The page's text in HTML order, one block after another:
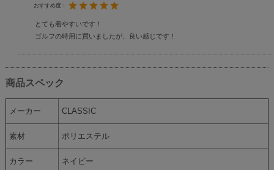
おすすめ度：
とても着やすいです！
ゴルフの時用に買いましたが、良い感じです！
商品スペック
メーカー CLASSIC
素材 ポリエステル
カラー ネイビー